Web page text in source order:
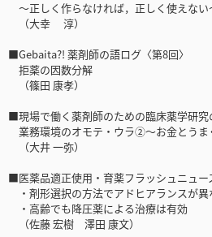
～正しく作らなければ，正しく使えない
（大幸 淳）
■Gebaita?! 薬剤師の語ログ〈第8回〉
拒薬の因数分解
（篠田 康孝）
■現場で働く薬剤師のための臨床薬学研究
業務環境のオモテ・ウラ②〜お金とうま
（大井 一弥）
■医薬品適正使用・育薬フラッシュニュー
・剤形選択の方法でアドヒアランスが異
・高齢でも降圧薬による治療は有効
（佐藤 宏樹 澤田 康文）